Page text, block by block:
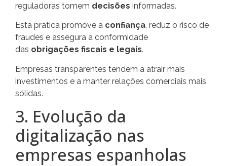
reguladoras tomem decisões informadas.
Esta prática promove a confiança, reduz o risco de
fraudes e assegura a conformidade
das obrigações fiscais e legais.
Empresas transparentes tendem a atrair mais
investimentos e a manter relações comerciais mais
sólidas.
3. Evolução da
digitalização nas
empresas espanholas